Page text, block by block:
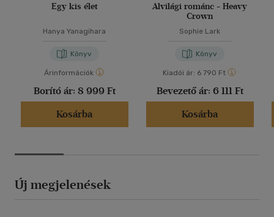
Egy kis élet
Hanya Yanagihara
Könyv
Árinformációk
Borító ár: 8 999 Ft
Kosárba
Alvilági románc - Heavy
Crown
Sophie Lark
Könyv
Kiadói ár: 6 790 Ft
Bevezető ár: 6 111 Ft
Kosárba
Új megjelenések